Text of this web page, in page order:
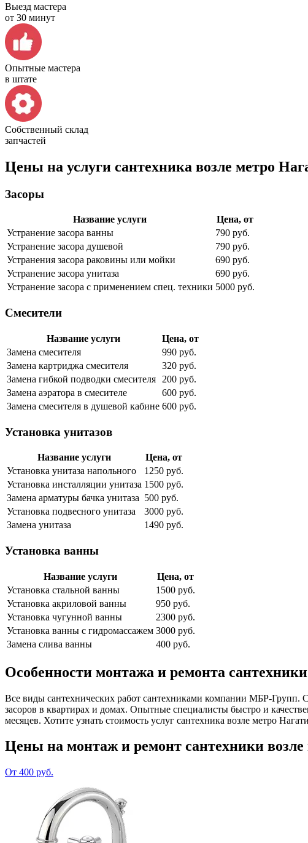
Выезд мастера
от 30 минут
Опытные мастера
в штате
Собственный склад
запчастей
Цены на услуги сантехника возле метро
Засоры
Название услуги
Цена, от
Устранение засора ванны
790 руб.
Устранение засора душевой
790 руб.
Устранения засора раковины или мойки
690 руб.
Устранение засора унитаза
690 руб.
Устранение засора с применением спец. техники 5000 руб.
Смесители
Название услуги
Цена, от
Замена смесителя
990 руб.
Замена картриджа смесителя
320 руб.
Замена гибкой подводки смесителя
200 руб.
Замена аэратора в смесителе
600 руб.
Замена смесителя в душевой кабине 600 руб.
Установка унитазов
Название услуги
Цена, от
Установка унитаза напольного
1250 руб.
Установка инсталляции унитаза 1500 руб.
Замена арматуры бачка унитаза 500 руб.
Установка подвесного унитаза
3000 руб.
Замена унитаза
1490 руб.
Установка ванны
Название услуги
Цена, от
Установка стальной ванны
1500 руб.
Установка акриловой ванны
950 руб.
Установка чугунной ванны
2300 руб.
Установка ванны с гидромассажем 3000 руб.
Замена слива ванны
400 руб.
Особенности монтажа и ремонта
Все виды сантехнических работ сантехниками компании МБР-Групп.
засоров в квартирах и домах. Опытные специалисты быстро и
месяцев. Хотите узнать стоимость услуг сантехника возле метро
Цены на монтаж и ремонт сантехники возле
От 400 руб.